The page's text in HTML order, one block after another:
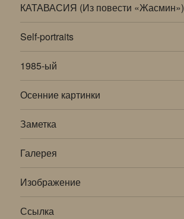
КАТАВАСИЯ (Из повести «Жасмин»)
Self-portraits
1985-ый
Осенние картинки
Заметка
Галерея
Изображение
Ссылка